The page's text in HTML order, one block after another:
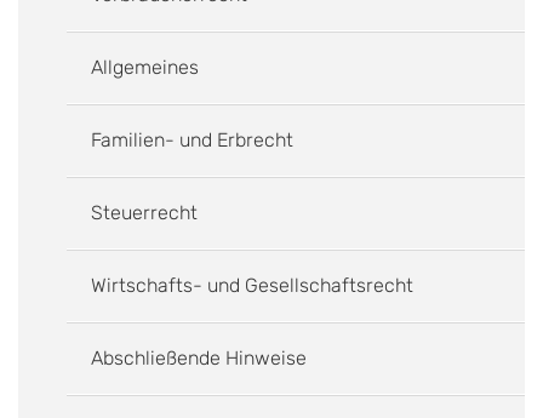
Allgemeines
Familien- und Erbrecht
Steuerrecht
Wirtschafts- und Gesellschaftsrecht
Abschließende Hinweise